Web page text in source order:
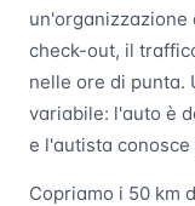
check-out, il
nelle ore di punta.
variabile: l'auto è
e l'autista
Copriamo i 50 km